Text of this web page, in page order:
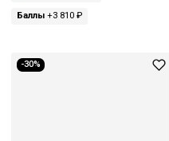
Баллы +3 810 ₽
-30%